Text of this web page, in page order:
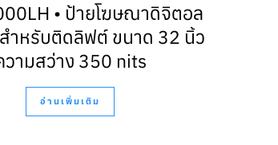
• ป้ายโฆษณาดิจิตอล
ำหรับติดลิฟต์ ขนาด 32 นิ้ว
วามสว่าง 350 nits
อ่านเพิ่มเติม